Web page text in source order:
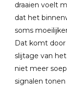
draaien voelt
dat het
soms
Dat komt
slijtage van
niet meer
signalen